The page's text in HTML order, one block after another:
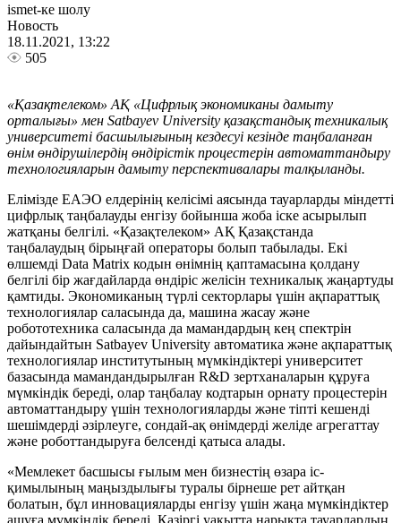
ismet-ке шолу
Новость
18.11.2021, 13:22
505
«Қазақтелеком» АҚ «Цифрлық экономиканы дамыту
орталығы» мен Satbayev University қазақстандық техникалық
университеті басшылығының кездесуі кезінде таңбаланған
өнім өндірушілердің өндірістік процестерін автоматтандыру
технологияларын дамыту перспективалары талқыланды.
Елімізде ЕАЭО елдерінің келісімі аясында тауарларды міндетті
цифрлық таңбалауды енгізу бойынша жоба іске асырылып
жатқаны белгілі. «Қазақтелеком» АҚ Қазақстанда
таңбалаудың бірыңғай операторы болып табылады. Екі
өлшемді Data Matrix кодын өнімнің қаптамасына қолдану
белгілі бір жағдайларда өндіріс желісін техникалық жаңартуды
қамтиды. Экономиканың түрлі секторлары үшін ақпараттық
технологиялар саласында да, машина жасау және
робототехника саласында да мамандардың кең спектрін
дайындайтын Satbayev University автоматика және ақпараттық
технологиялар институтының мүмкіндіктері университет
базасында мамандандырылған R&D зертханаларын құруға
мүмкіндік береді, олар таңбалау кодтарын орнату процестерін
автоматтандыру үшін технологияларды және тіпті кешенді
шешімдерді әзірлеуге, сондай-ақ өнімдерді желіде агрегаттау
және роботтандыруға белсенді қатыса алады.
«Мемлекет басшысы ғылым мен бизнестің өзара іс-
қимылының маңыздылығы туралы бірнеше рет айтқан
болатын, бұл инновацияларды енгізу үшін жаңа мүмкіндіктер
ашуға мүмкіндік береді. Қазіргі уақытта нарықта тауарлардың